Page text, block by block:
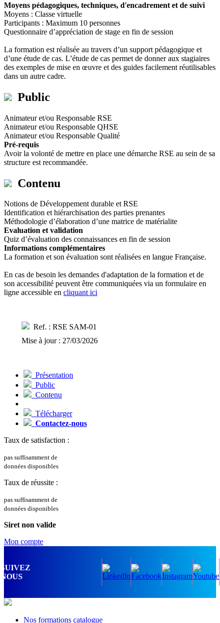
Moyens pédagogiques, techniques, d'encadrement et de suivi
Moyens : Classe virtuelle
Participants : Maximum 10 personnes
Questionnaire d’appréciation de stage en fin de session
La formation est réalisée au travers d’un support pédagogique et
d’une étude de cas. L’étude de cas permet de donner aux stagiaires
des exemples de mise en œuvre et des guides facilement réutilisables
dans un autre cadre.
Public
Animateur et/ou Responsable RSE
Animateur et/ou Responsable QHSE
Animateur et/ou Responsable Qualité
Pré-requis
Avoir la volonté de mettre en place une démarche RSE au sein de sa
structure est recommandée.
Contenu
Notions de Développement durable et RSE
Identification et hiérarchisation des parties prenantes
Méthodologie d’élaboration d’une matrice de matérialite
Evaluation et validation
Quiz d’évaluation des connaissances en fin de session
Informations complémentaires
La formation et son évaluation sont réalisées en langue Française.
En cas de besoin les demandes d'adaptation de la formation et de
son accessibilité peuvent être communiquées via un formulaire en
ligne accessible en cliquant ici
Ref. : RSE SAM-01
Mise à jour : 27/03/2026
Présentation
Public
Contenu
Télécharger
Contactez-nous
Taux de satisfaction :
pas suffisamment de
données disponibles
Taux de réussite :
pas suffisamment de
données disponibles
Siret non valide
Mon compte
SUIVEZ
NOUS
Nos formations catalogue